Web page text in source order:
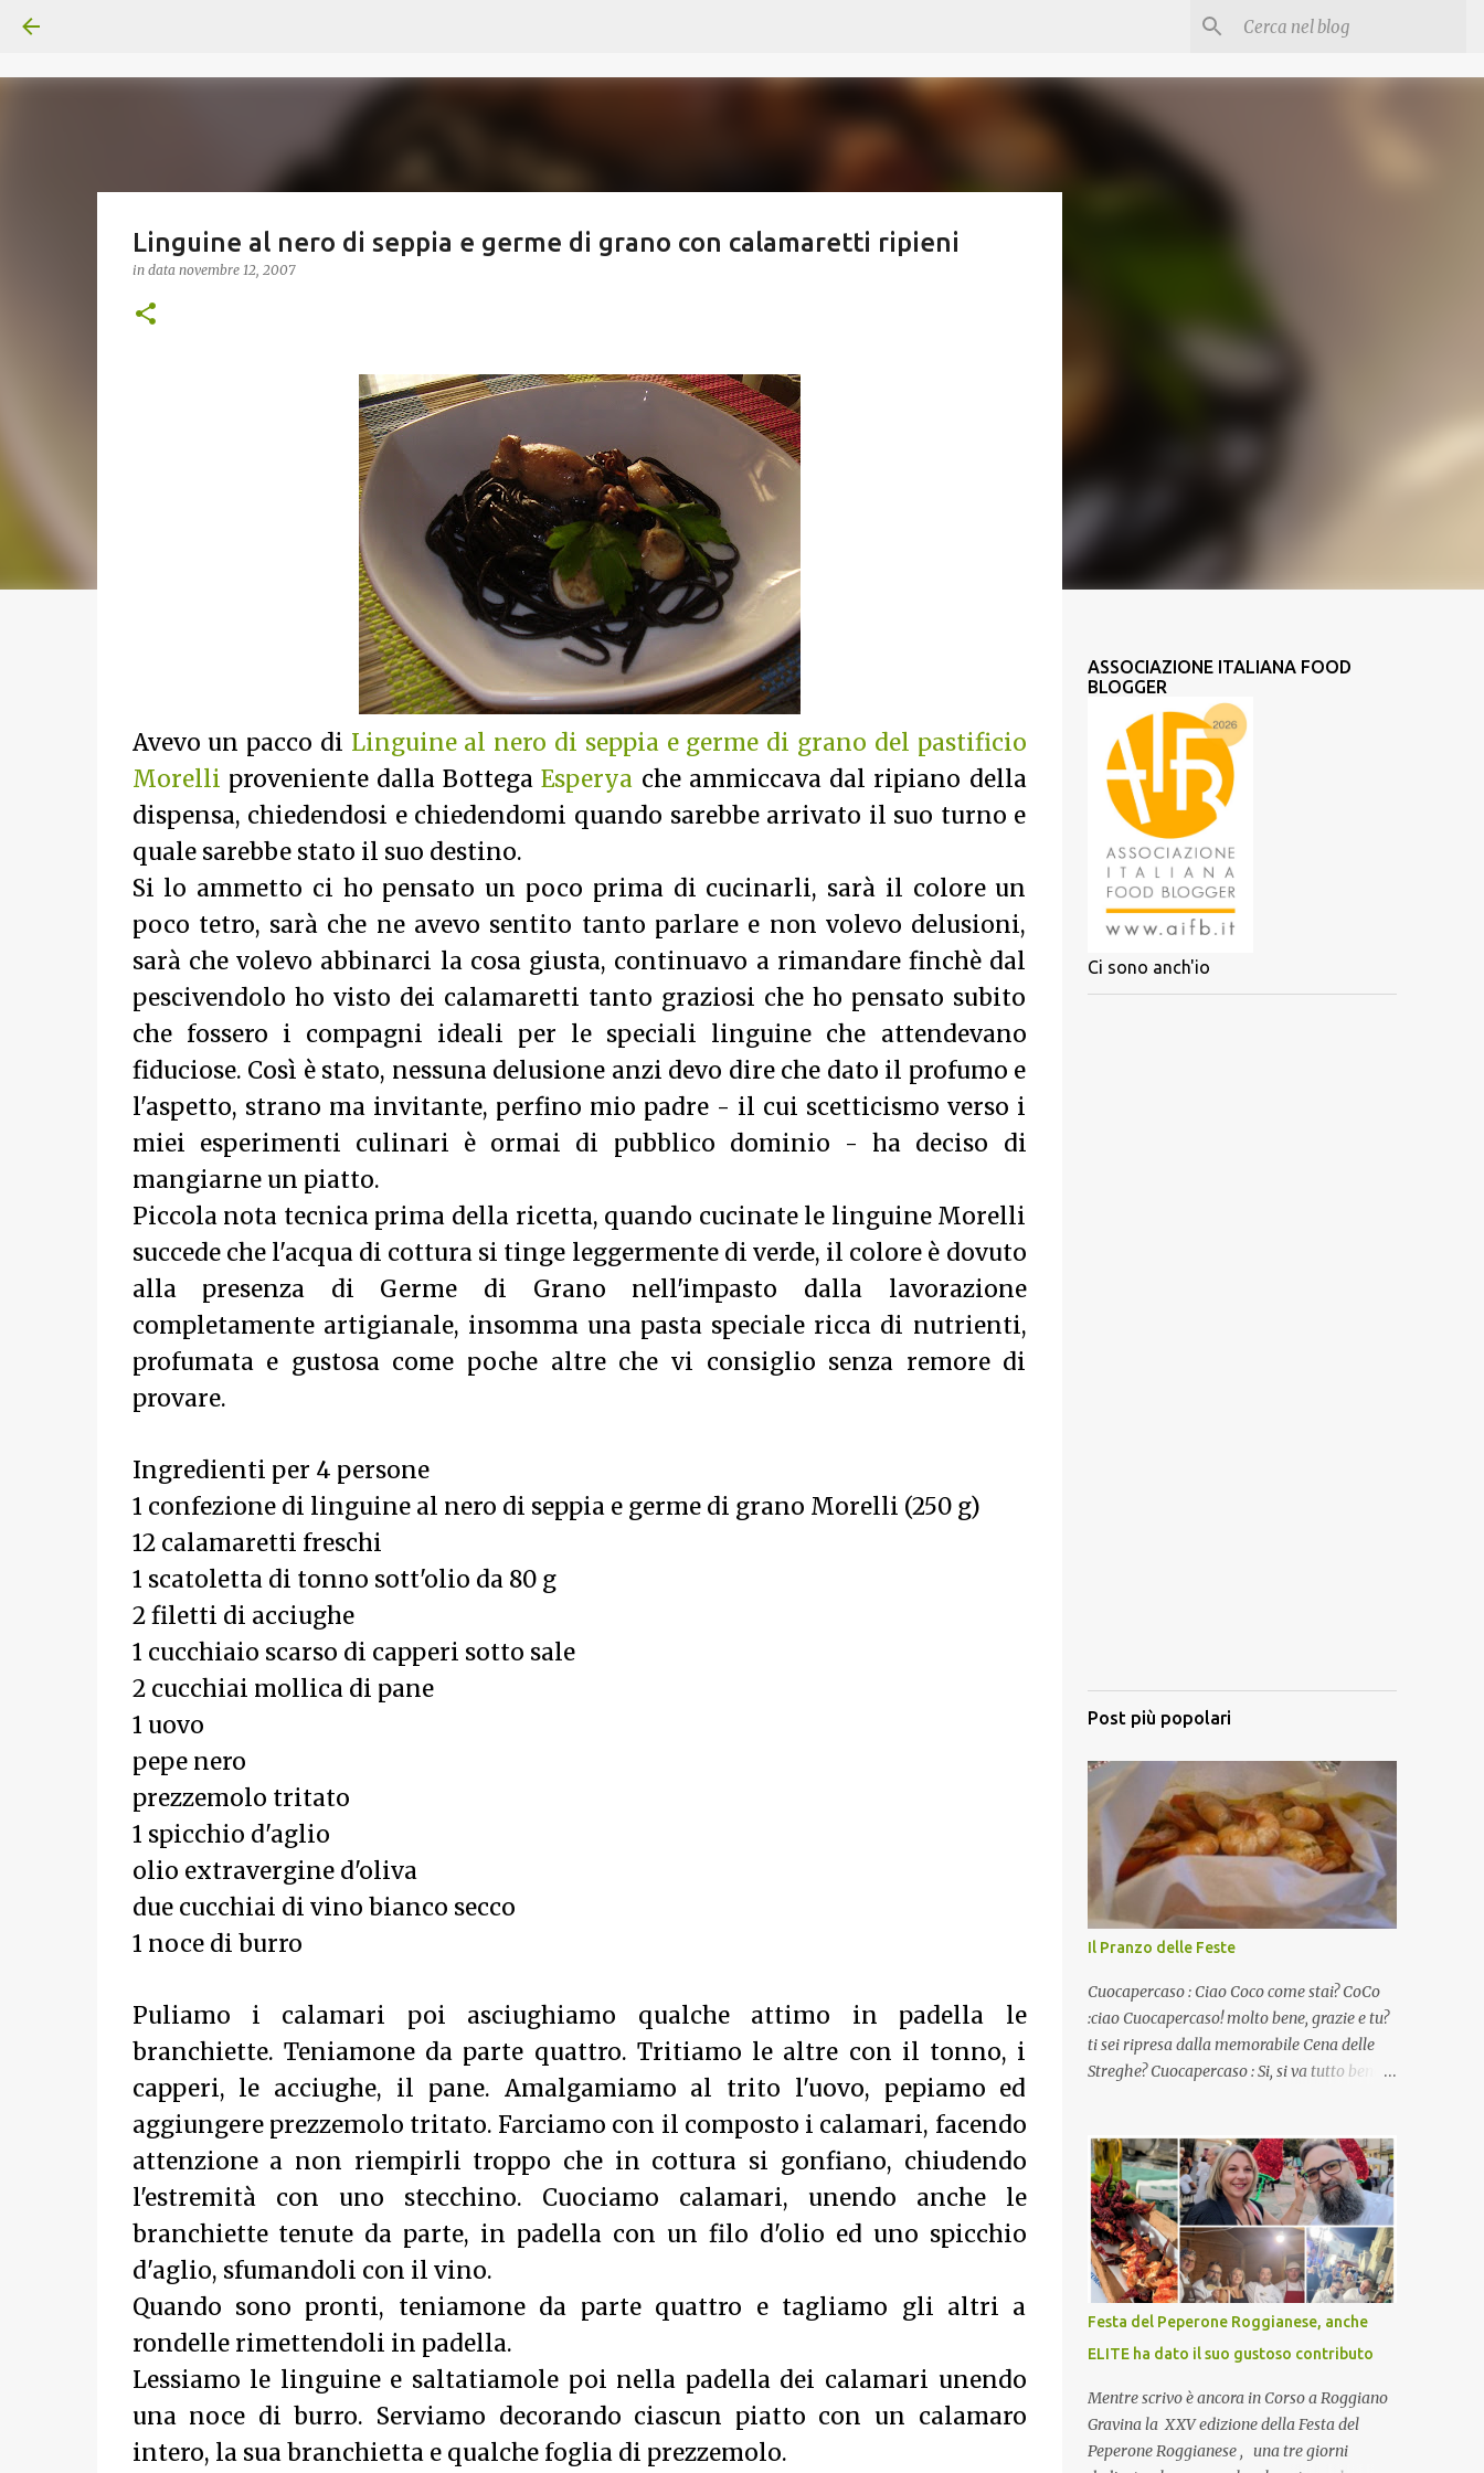
Linguine al nero di seppia e germe di grano con calamaretti ripieni
in data novembre 12, 2007
Avevo un pacco di Linguine al nero di seppia e germe di grano del pastificio
Morelli proveniente dalla BottegaEsperya che ammiccava dal ripiano della
dispensa, chiedendosi e chiedendomi quando sarebbe arrivato il suo turno e
quale sarebbe stato il suo destino.
Si lo ammetto ci ho pensato un poco prima di cucinarli, sarà il colore un
poco tetro, sarà che ne avevo sentito tanto parlare e non volevo delusioni,
sarà che volevo abbinarci la cosa giusta, continuavo a rimandare finchè dal
pescivendolo ho visto dei calamaretti tanto graziosi che ho pensato subito
che fossero i compagni ideali per le speciali linguine che attendevano
fiduciose. Così è stato, nessuna delusione anzi devo dire che dato il profumo e
l'aspetto, strano ma invitante, perfino mio padre - il cui scetticismo verso i
miei esperimenti culinari è ormai di pubblico dominio - ha deciso di
mangiarne un piatto.
Piccola nota tecnica prima della ricetta, quando cucinate le linguine Morelli
succede che l'acqua di cottura si tinge leggermente di verde, il colore è dovuto
alla presenza di Germe di Grano nell'impasto dalla lavorazione
completamente artigianale, insomma una pasta speciale ricca di nutrienti,
profumata e gustosa come poche altre che vi consiglio senza remore di
provare.
Ingredienti per 4 persone
1 confezione di linguine al nero di seppia e germe di grano Morelli (250 g)
12 calamaretti freschi
1 scatoletta di tonno sott'olio da 80 g
2 filetti di acciughe
1 cucchiaio scarso di capperi sotto sale
2 cucchiai mollica di pane
1 uovo
pepe nero
prezzemolo tritato
1 spicchio d'aglio
olio extravergine d'oliva
due cucchiai di vino bianco secco
1 noce di burro
Puliamo i calamari poi asciughiamo qualche attimo in padella le
branchiette. Teniamone da parte quattro. Tritiamo le altre con il tonno, i
capperi, le acciughe, il pane. Amalgamiamo al trito l'uovo, pepiamo ed
aggiungere prezzemolo tritato. Farciamo con il composto i calamari, facendo
attenzione a non riempirli troppo che in cottura si gonfiano, chiudendo
l'estremità con uno stecchino. Cuociamo calamari, unendo anche le
branchiette tenute da parte, in padella con un filo d'olio ed uno spicchio
d'aglio, sfumandoli con il vino.
Quando sono pronti, teniamone da parte quattro e tagliamo gli altri a
rondelle rimettendoli in padella.
Lessiamo le linguine e saltatiamole poi nella padella dei calamari unendo
una noce di burro. Serviamo decorando ciascun piatto con un calamaro
intero, la sua branchietta e qualche foglia di prezzemolo.
ASSOCIAZIONE ITALIANA FOOD
BLOGGER
Ci sono anch'io
Post più popolari
Il Pranzo delle Feste
Cuocapercaso : Ciao Coco come stai? CoCo
:ciao Cuocapercaso! molto bene, grazie e tu?
ti sei ripresa dalla memorabile Cena delle
Streghe? Cuocapercaso : Si, si va tutto bene…
virtuale! CoCo : Eh già!! E adesso con le feste
che arrivano chissà che mangiate…a
proposito Cuoca cosa prepari domenica per
pranzo, racconta un po'! Perchè io avrò ospiti
e cerco degli spunti... Cuocapercaso : A dire il
vero domenica prossima non preparo nulla
perché vado al Pranzo Aziendale di fine
anno organizzato dai mie capi! CoCo :
Pranzo aziendale? Una bella idea!
Cuocapercaso : si, è un modo per riunirsi
tutti a fine anno e tirare le somme…
naturalmente mangiando tutti insieme, con
grande convivialità! CoCo : è naturale il cibo,
Festa del Peperone Roggianese, anche
ELITE ha dato il suo gustoso contributo
Mentre scrivo è ancora in Corso a Roggiano
Gravina la XXV edizione della Festa del
Peperone Roggianese , una tre giorni